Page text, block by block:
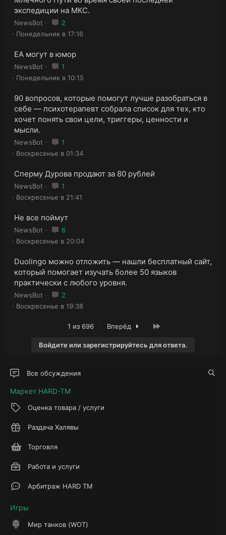
экспедиции на МКС.
NewsBot
2
Понедельник в 17:16
EA могут в юмор
NewsBot
1
Понедельник в 10:15
90 вопросов, которые помогут лучше разобраться в
себе — психотерапевт собрала список для тех, кто
хочет понять свои цели, триггеры, ценности и
мысли.
NewsBot
1
Воскресенье в 01:34
Сперму Дурова продают за 80 рублей
NewsBot
1
Воскресенье в 21:41
Не все поймут
NewsBot
6
Воскресенье в 20:04
Duolingo можно отложить — нашли бесплатный сайт,
который помогает изучать более 50 языков
практически с любого уровня.
NewsBot
2
Воскресенье в 19:38
1 из 696 Вперёд
Войдите или зарегистрируйтесь для ответа.
Все обсуждения
Маркет HARD-TM
Оценка товара / услуги
Раздача Халявы
Торговля
Работа и услуги
Арбитраж HARD TM
Игры
Мир танков (WOT)